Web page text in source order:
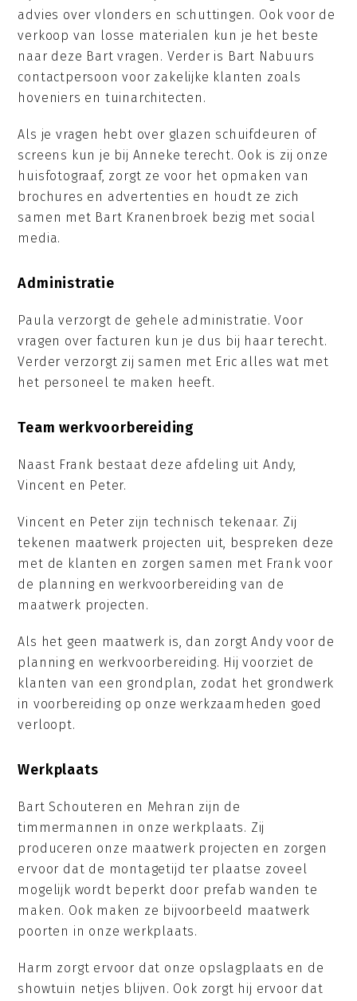
advies over vlonders en schuttingen. Ook voor de
verkoop van losse materialen kun je het beste
naar deze Bart vragen. Verder is Bart Nabuurs
contactpersoon voor zakelijke klanten zoals
hoveniers en tuinarchitecten.
Als je vragen hebt over glazen schuifdeuren of
screens kun je bij Anneke terecht. Ook is zij onze
huisfotograaf, zorgt ze voor het opmaken van
brochures en advertenties en houdt ze zich
samen met Bart Kranenbroek bezig met social
media.
Administratie
Paula verzorgt de gehele administratie. Voor
vragen over facturen kun je dus bij haar terecht.
Verder verzorgt zij samen met Eric alles wat met
het personeel te maken heeft.
Team werkvoorbereiding
Naast Frank bestaat deze afdeling uit Andy,
Vincent en Peter.
Vincent en Peter zijn technisch tekenaar. Zij
tekenen maatwerk projecten uit, bespreken deze
met de klanten en zorgen samen met Frank voor
de planning en werkvoorbereiding van de
maatwerk projecten.
Als het geen maatwerk is, dan zorgt Andy voor de
planning en werkvoorbereiding. Hij voorziet de
klanten van een grondplan, zodat het grondwerk
in voorbereiding op onze werkzaamheden goed
verloopt.
Werkplaats
Bart Schouteren en Mehran zijn de
timmermannen in onze werkplaats. Zij
produceren onze maatwerk projecten en zorgen
ervoor dat de montagetijd ter plaatse zoveel
mogelijk wordt beperkt door prefab wanden te
maken. Ook maken ze bijvoorbeeld maatwerk
poorten in onze werkplaats.
Harm zorgt ervoor dat onze opslagplaats en de
showtuin netjes blijven. Ook zorgt hij ervoor dat